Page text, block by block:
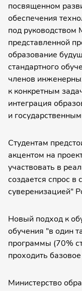
посвященном
обеспечения
под
представленной
образование
стандартного
членов
к конкретным
интеграция
и
Студентам
акцентом на
участвовать в
создается спрос в
суверенизацией"
Новый подход к
обучения "в один
программы (70%
проходить
Министерство